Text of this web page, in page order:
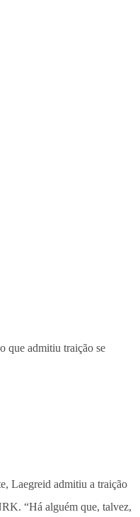
Laegreid admitiu a traição
“Há alguém que, talvez,